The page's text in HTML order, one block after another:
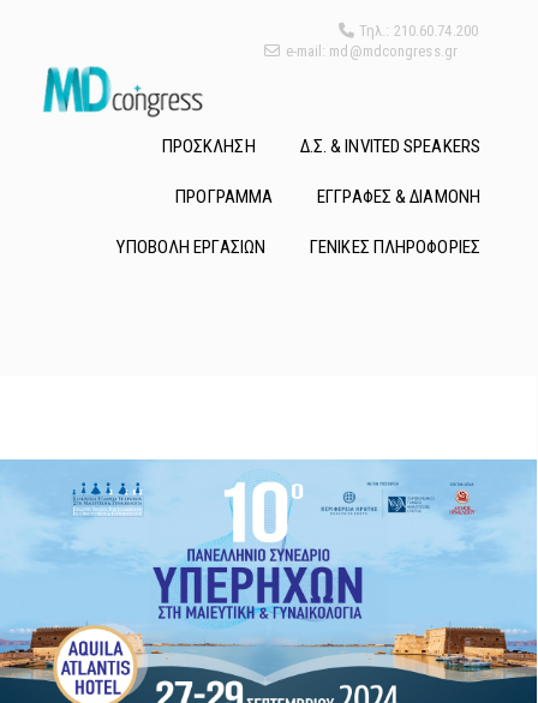
Τηλ.: 210.60.74.200
e-mail: md@mdcongress.gr
ΠΡΟΣΚΛΗΣΗ Δ.Σ. & INVITED SPEAKERS
ΠΡΟΓΡΑΜΜΑ ΕΓΓΡΑΦΕΣ & ΔΙΑΜΟΝΗ
ΥΠΟΒΟΛΗ ΕΡΓΑΣΙΩΝ ΓΕΝΙΚΕΣ ΠΛΗΡΟΦΟΡΙΕΣ